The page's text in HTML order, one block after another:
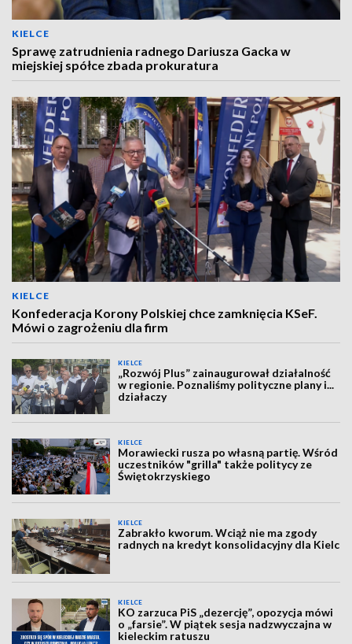
KIELCE
Sprawę zatrudnienia radnego Dariusza Gacka w
miejskiej spółce zbada prokuratura
KIELCE
Konfederacja Korony Polskiej chce zamknięcia KSeF.
Mówi o zagrożeniu dla firm
KIELCE
„Rozwój Plus” zainaugurował działalność
w regionie. Poznaliśmy polityczne plany i...
działaczy
KIELCE
Morawiecki rusza po własną partię. Wśród
uczestników "grilla" także politycy ze
Świętokrzyskiego
KIELCE
Zabrakło kworum. Wciąż nie ma zgody
radnych na kredyt konsolidacyjny dla Kielc
KIELCE
KO zarzuca PiS „dezercję”, opozycja mówi
o „farsie”. W piątek sesja nadzwyczajna w
kieleckim ratuszu